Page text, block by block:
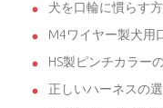
犬を口輪に慣らす
M4ワイヤー製犬用
HS製ピンチカラー
正しいハーネスの